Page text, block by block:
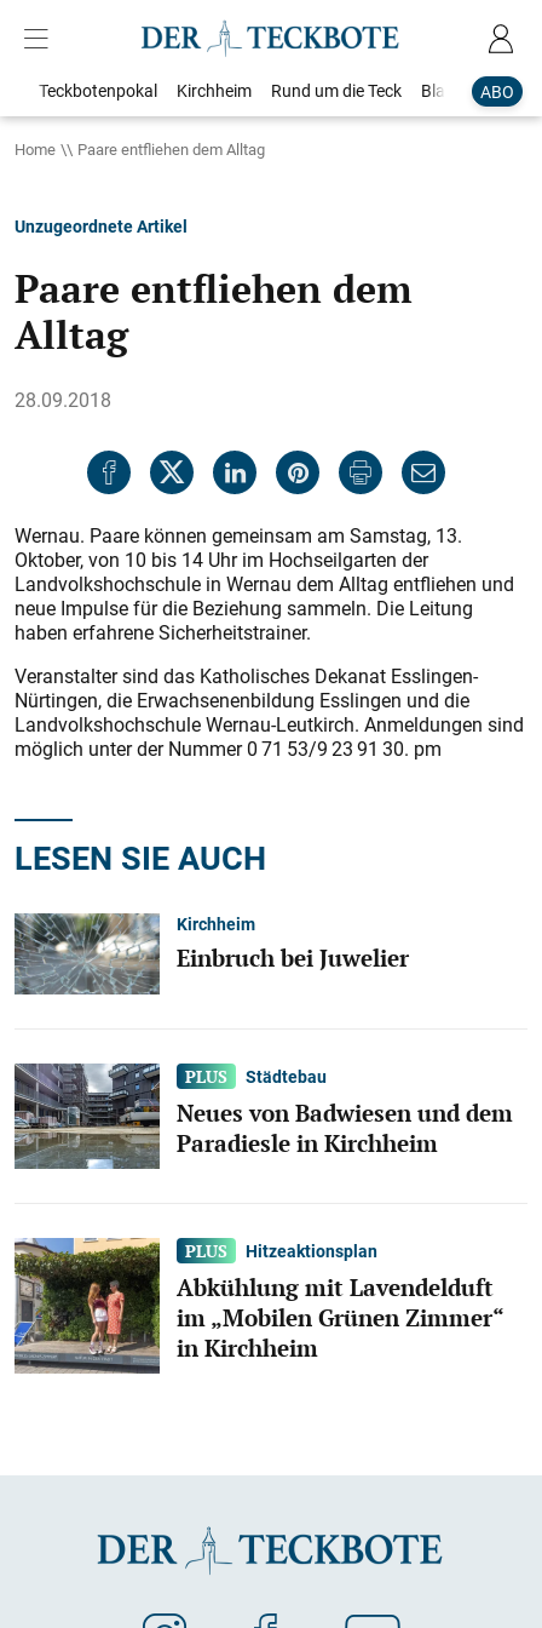
ABO
Teckbotenpokal Kirchheim Rund um die Teck Blaulicht
Home Paare entfliehen dem Alltag
Unzugeordnete Artikel
Paare entfliehen dem
Alltag
28.09.2018
Wernau. Paare können gemeinsam am Samstag, 13.
Oktober, von 10 bis 14 Uhr im Hochseilgarten der
Landvolkshochschule in Wernau dem Alltag entfliehen und
neue Impulse für die Beziehung sammeln. Die Leitung
haben erfahrene Sicherheitstrainer.
Veranstalter sind das Katholisches Dekanat Esslingen-
Nürtingen, die Erwachsenenbildung Esslingen und die
Landvolkshochschule Wernau-Leutkirch. Anmeldungen sind
möglich unter der Nummer 0 71 53/9 23 91 30. pm
LESEN SIE AUCH
Kirchheim
Einbruch bei Juwelier
Städtebau
Neues von Badwiesen und dem
Paradiesle in Kirchheim
Hitzeaktionsplan
Abkühlung mit Lavendelduft
im „Mobilen Grünen Zimmer“
in Kirchheim